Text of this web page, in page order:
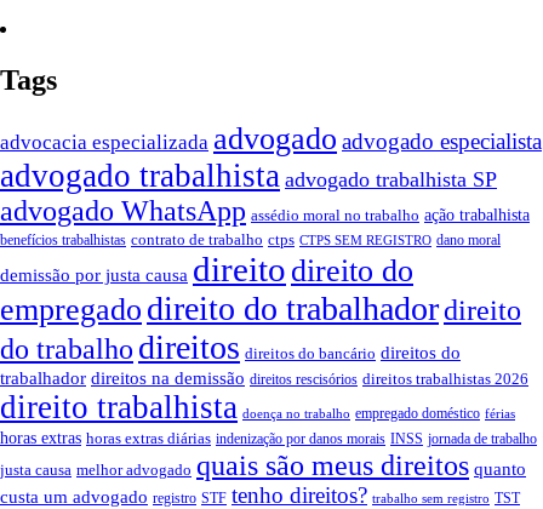
Tags
advocacia especializada advogado advogado especialista
advogado trabalhista advogado trabalhista SP
advogado WhatsApp assédio moral no trabalho ação trabalhista
benefícios trabalhistas contrato de trabalho ctps CTPS SEM REGISTRO dano moral
demissão por justa causa direito direito do
empregado direito do trabalhadordireito
do trabalho direitos direitos do bancário direitos do
trabalhador direitos na demissão direitos rescisórios direitos trabalhistas 2026
direito trabalhista doença no trabalho empregado doméstico férias
horas extras horas extras diárias indenização por danos morais INSS jornada de trabalho
justa causa melhor advogado quais são meus direitos quanto
custa um advogado registro STF tenho direitos? trabalho sem registro TST